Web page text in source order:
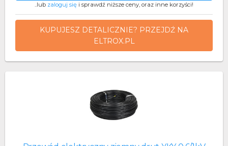
..lub zaloguj się i sprawdź niższe ceny, oraz inne korzyści!
KUPUJESZ DETALICZNIE? PRZEJDŹ NA
ELTROX.PL